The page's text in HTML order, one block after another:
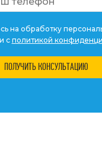
на обработку
сполитикой
ПОЛУЧИТЬ КОНСУЛЬТАЦИЮ